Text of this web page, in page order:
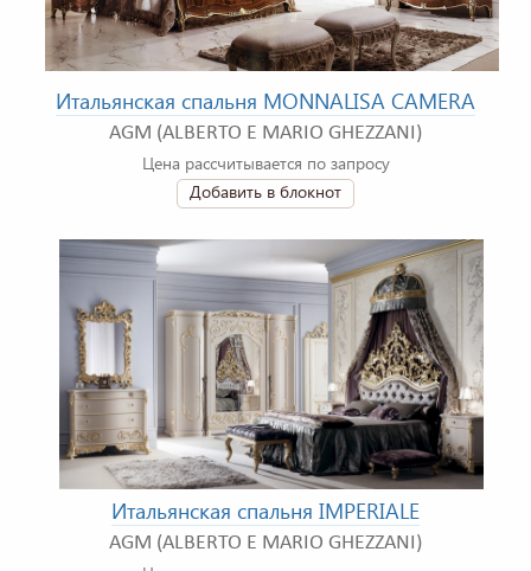
Итальянская спальня MONNALISA CAMERA
AGM (ALBERTO E MARIO GHEZZANI)
Цена рассчитывается по запросу
Добавить в блокнот
Итальянская спальня IMPERIALE
AGM (ALBERTO E MARIO GHEZZANI)